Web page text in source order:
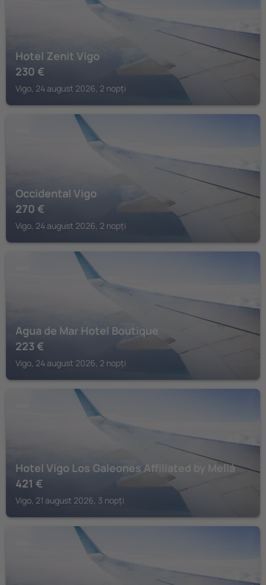
Hotel Zenit Vigo
230 €
Vigo, 24 august 2026, 2 nopți
Occidental Vigo
270 €
Vigo, 24 august 2026, 2 nopți
Agua de Mar Hotel Boutique
223 €
Vigo, 24 august 2026, 2 nopți
Hotel Vigo Los Galeones Affiliated by Meliá
421 €
Vigo, 21 august 2026, 3 nopți